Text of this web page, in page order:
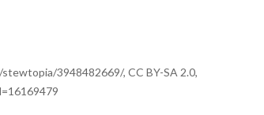
3948482669/, CC BY-SA 2.0,